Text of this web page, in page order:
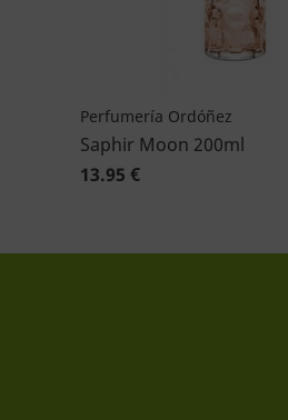
Perfumería Ordóñez
Saphir Moon 200ml
13.95 €